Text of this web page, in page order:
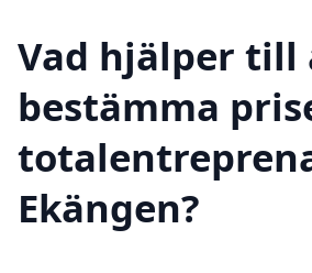
Vad hjälper till
bestämma
Ekängen?